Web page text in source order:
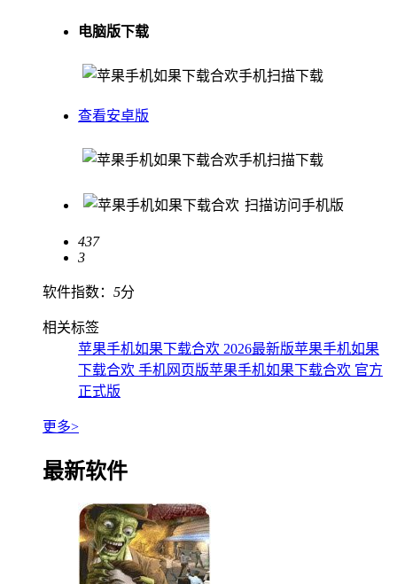
电脑版下载
手机扫描下载
查看安卓版
手机扫描下载
扫描访问手机版
437
3
软件指数： 5分
相关标签
苹果手机如果下载合欢 2026最新版苹果手机如果
下载合欢 手机网页版苹果手机如果下载合欢 官方
正式版
更多>
最新软件